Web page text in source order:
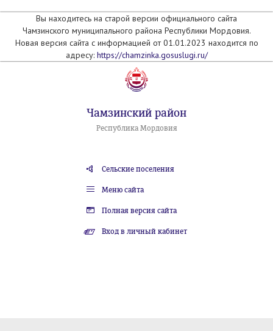
Вы находитесь на старой версии официального сайта
Чамзинского муниципального района Республики Мордовия.
Новая версия сайта с информацией от 01.01.2023 находится по
адресу: https://chamzinka.gosuslugi.ru/
Чамзинский район
Республика Мордовия
Сельские поселения
Меню сайта
Полная версия сайта
Вход в личный кабинет